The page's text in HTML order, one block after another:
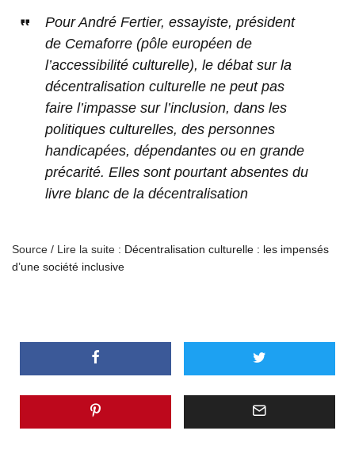
Pour André Fertier, essayiste, président
de Cemaforre (pôle européen de
l’accessibilité culturelle), le débat sur la
décentralisation culturelle ne peut pas
faire l’impasse sur l’inclusion, dans les
politiques culturelles, des personnes
handicapées, dépendantes ou en grande
précarité. Elles sont pourtant absentes du
livre blanc de la décentralisation
Source / Lire la suite : Décentralisation culturelle : les impensés
d’une société inclusive